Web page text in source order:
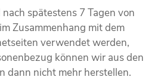
spätestens 7 Tagen von
Zusammenhang mit dem
verwendet werden,
können wir aus den
dann nicht mehr herstellen.